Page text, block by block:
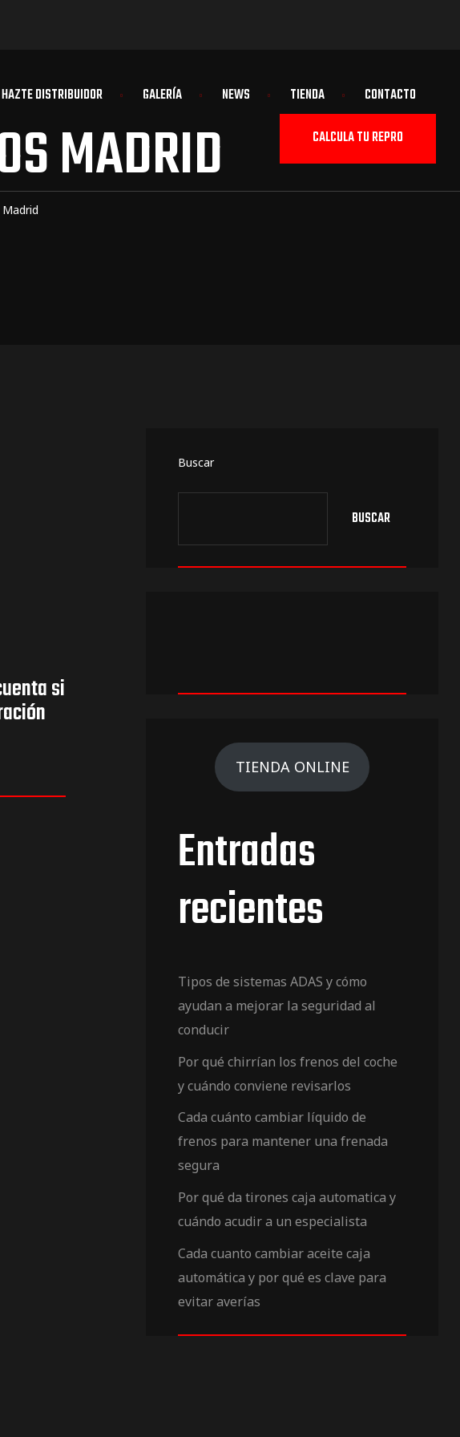
HAZTE DISTRIBUIDOR GALERÍA NEWS TIENDA CONTACTO
CALCULA TU REPRO
MADRID
si
Buscar
BUSCAR
TIENDA ONLINE
Entradas
recientes
Tipos de sistemas ADAS y cómo
ayudan a mejorar la seguridad al
conducir
Por qué chirrían los frenos del coche
y cuándo conviene revisarlos
Cada cuánto cambiar líquido de
frenos para mantener una frenada
segura
Por qué da tirones caja automatica y
cuándo acudir a un especialista
Cada cuanto cambiar aceite caja
automática y por qué es clave para
evitar averías